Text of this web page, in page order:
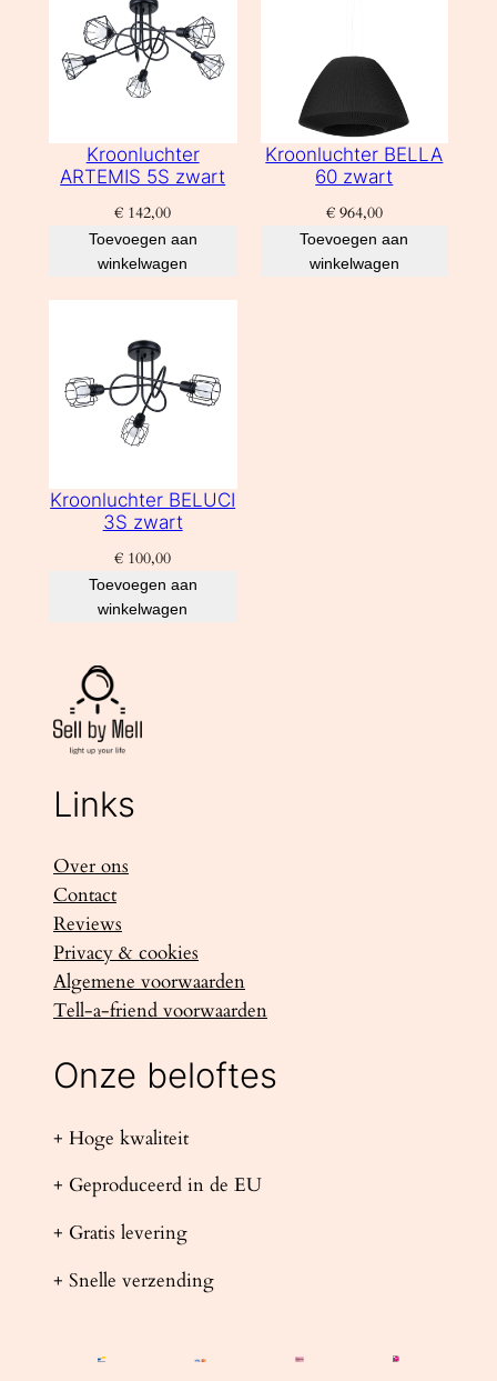
Kroonluchter
ARTEMIS 5S zwart
€ 142,00
Toevoegen aan
winkelwagen
Kroonluchter BELLA
60 zwart
€964,00
Toevoegen aan
winkelwagen
Kroonluchter BELUCI
3S zwart
€ 100,00
Toevoegen aan
winkelwagen
Links
Over ons
Contact
Reviews
Privacy & cookies
Algemene voorwaarden
Tell-a-friend voorwaarden
Onze beloftes
+ Hoge kwaliteit
+ Geproduceerd in de EU
+ Gratis levering
+ Snelle verzending